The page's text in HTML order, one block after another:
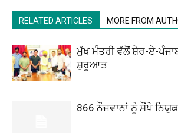
RELATED ARTICLES MORE FROM
ਮੁੱਖ ਮੰਤਰੀ ਵੱਲੋਂ ਸ਼ੇਰ-ਏ-
ਸ਼ੁਰੂਆਤ
866 ਨੌਜਵਾਨਾਂ ਨੂੰ ਸੌਂਪੇ